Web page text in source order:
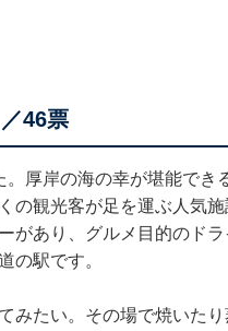
46票
厚岸の海の幸が堪能でき
の観光客が足を運ぶ人気
があり、グルメ目的のド
の駅です。
みたい。その場で焼いた